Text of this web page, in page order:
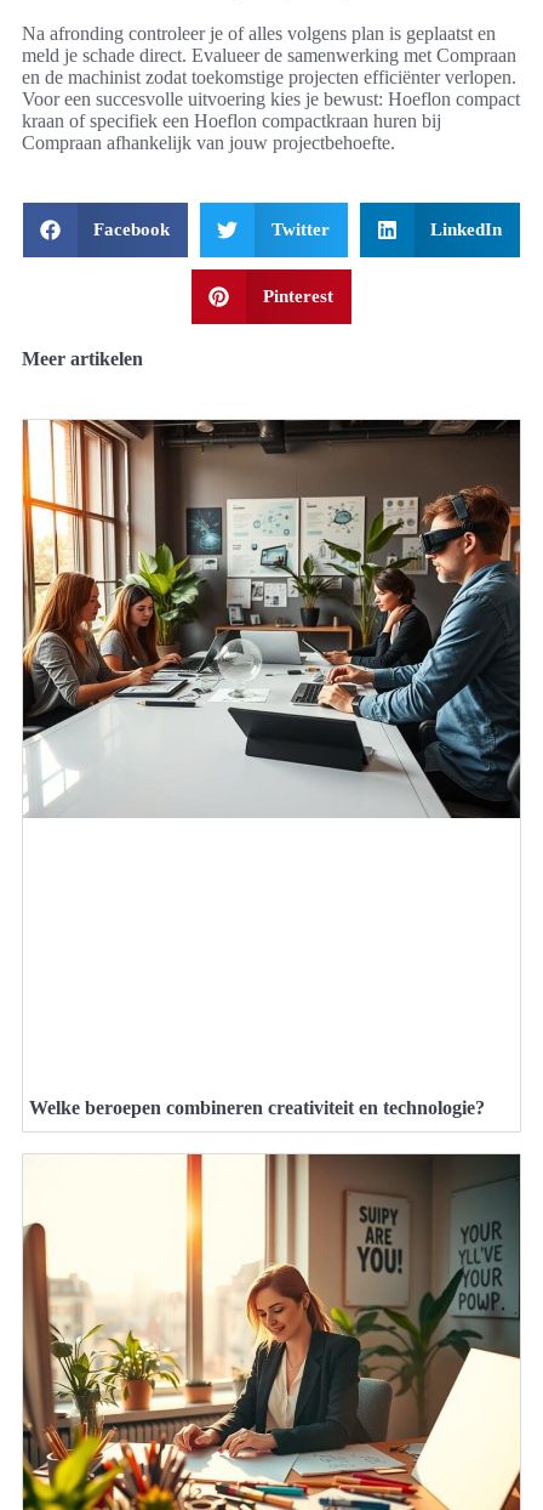
Na afronding controleer je of alles volgens plan is geplaatst en
meld je schade direct. Evalueer de samenwerking met Compraan
en de machinist zodat toekomstige projecten efficiënter verlopen.
Voor een succesvolle uitvoering kies je bewust: Hoeflon compact
kraan of specifiek een Hoeflon compactkraan huren bij
Compraan afhankelijk van jouw projectbehoefte.
Facebook Twitter LinkedIn
Pinterest
Meer artikelen
Welke beroepen combineren creativiteit en technologie?